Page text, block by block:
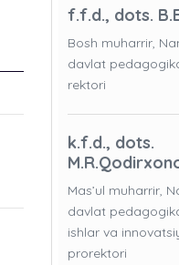
f.f.d., dots.
Bosh muharrir,
davlat
rektori
k.f.d., dots.
Mas’ul muharrir,
davlat
ishlar va
prorektori